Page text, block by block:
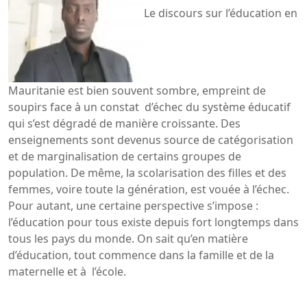
Le discours sur l’éducation en
Mauritanie est bien souvent sombre, empreint de
soupirs face à un constat d’échec du système éducatif
qui s’est dégradé de manière croissante. Des
enseignements sont devenus source de catégorisation
et de marginalisation de certains groupes de
population. De même, la scolarisation des filles et des
femmes, voire toute la génération, est vouée à l’échec.
Pour autant, une certaine perspective s’impose :
l’éducation pour tous existe depuis fort longtemps dans
tous les pays du monde. On sait qu’en matière
d’éducation, tout commence dans la famille et de la
maternelle et à l’école.